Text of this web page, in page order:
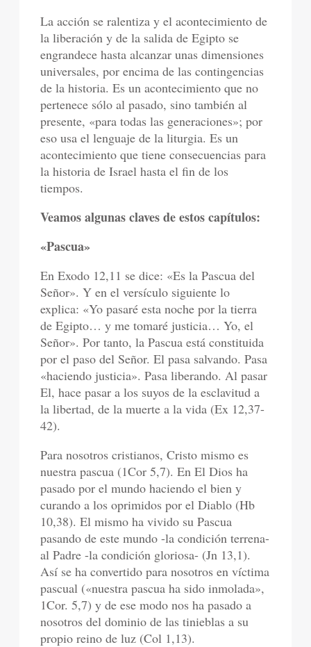
La acción se ralentiza y el acontecimiento de
la liberación y de la salida de Egipto se
engrandece hasta alcanzar unas dimensiones
universales, por encima de las contingencias
de la historia. Es un acontecimiento que no
pertenece sólo al pasado, sino también al
presente, «para todas las generaciones»; por
eso usa el lenguaje de la liturgia. Es un
acontecimiento que tiene consecuencias para
la historia de Israel hasta el fin de los
tiempos.
Veamos algunas claves de estos capítulos:
«Pascua»
En Exodo 12,11 se dice: «Es la Pascua del
Señor». Y en el versículo siguiente lo
explica: «Yo pasaré esta noche por la tierra
de Egipto… y me tomaré justicia… Yo, el
Señor». Por tanto, la Pascua está constituida
por el paso del Señor. El pasa salvando. Pasa
«haciendo justicia». Pasa liberando. Al pasar
El, hace pasar a los suyos de la esclavitud a
la libertad, de la muerte a la vida (Ex 12,37-
42).
Para nosotros cristianos, Cristo mismo es
nuestra pascua (1Cor 5,7). En El Dios ha
pasado por el mundo haciendo el bien y
curando a los oprimidos por el Diablo (Hb
10,38). El mismo ha vivido su Pascua
pasando de este mundo -la condición terrena-
al Padre -la condición gloriosa- (Jn 13,1).
Así se ha convertido para nosotros en víctima
pascual («nuestra pascua ha sido inmolada»,
1Cor. 5,7) y de ese modo nos ha pasado a
nosotros del dominio de las tinieblas a su
propio reino de luz (Col 1,13).